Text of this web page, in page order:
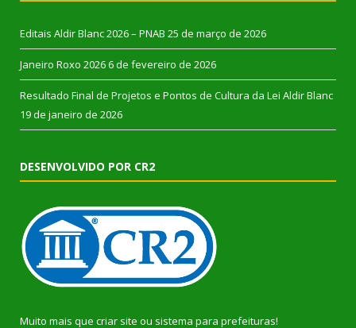
Editais Aldir Blanc 2026 – PNAB 25 de março de 2026
Janeiro Roxo 2026 6 de fevereiro de 2026
Resultado Final de Projetos e Pontos de Cultura da Lei Aldir Blanc
19 de janeiro de 2026
DESENVOLVIDO POR CR2
Muito mais que criar site ou sistema para prefeituras!